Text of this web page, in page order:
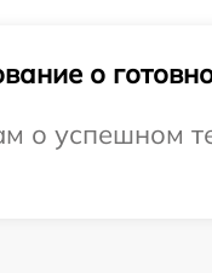
о
успешном